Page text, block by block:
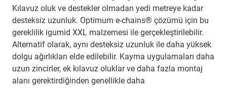
Kılavuz oluk ve destekler olmadan yedi metreye kadar
desteksiz uzunluk. Optimum e-chains® çözümü için bu
gereklilik igumid XXL malzemesi ile gerçekleştirilebilir.
Alternatif olarak, aynı desteksiz uzunluk ile daha yüksek
dolgu ağırlıkları elde edilebilir. Kayma uygulamaları daha
uzun zincirler, ek kılavuz oluklar ve daha fazla montaj
alanı gerektirdiğinden genellikle daha